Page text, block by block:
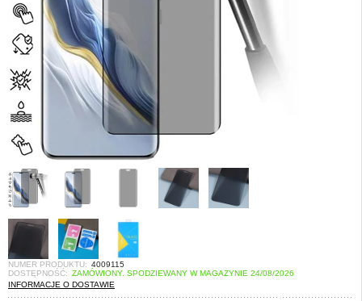
NUMER PRODUKTU: 4009115
DOSTĘPNOŚĆ: ZAMÓWIONY. SPODZIEWANY W MAGAZYNIE 24/08/2026
INFORMACJE O DOSTAWIE